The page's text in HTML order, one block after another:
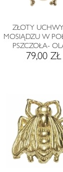
ZŁOTY
MOSIĄDZU W
PSZCZOŁA-
79,00 ZŁ